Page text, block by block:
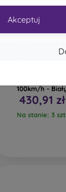
Akceptuj
100km/h -
430,91 zł
Na stanie: 3